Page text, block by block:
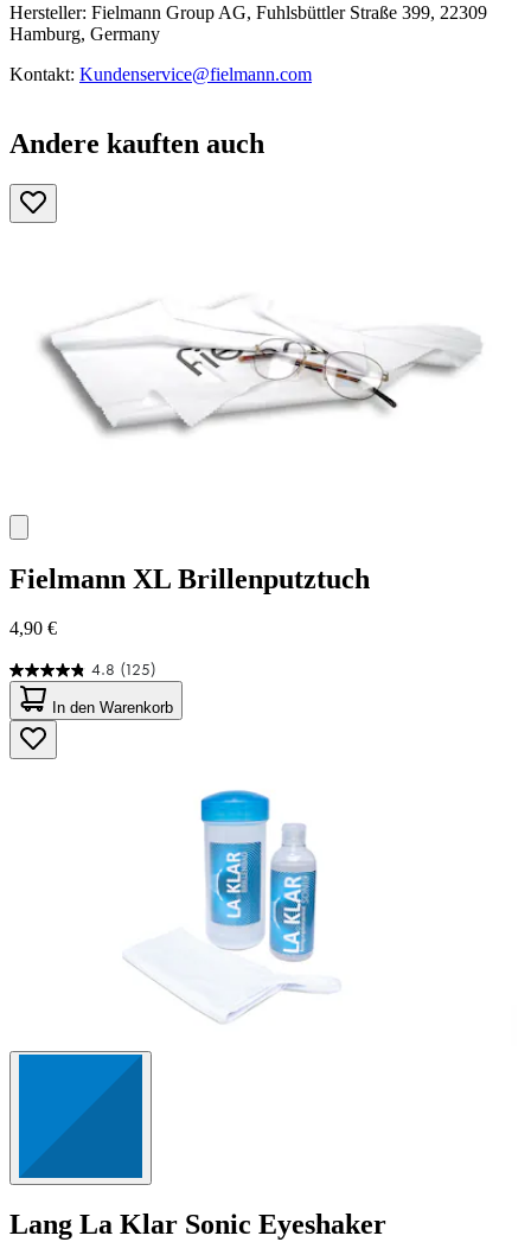
Hersteller: Fielmann Group AG, Fuhlsbüttler Straße 399, 22309
Hamburg, Germany
Kontakt: Kundenservice@fielmann.com
Andere kauften auch
Fielmann XL Brillenputztuch
4,90 €
4.8 (125)
4.8
von
5
Sternen.
125
In den Warenkorb
Lang La Klar Sonic Eyeshaker